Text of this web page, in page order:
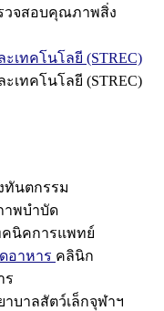
วจสอบคุณภาพสิ่ง
เทคโนโลยี (STREC)
เทคโนโลยี (STREC)
ทันตกรรม
าพบำบัด
คนิคการแพทย์
อาหาร คลินิก
ร
าบาลสัตว์เล็กจุฬาฯ